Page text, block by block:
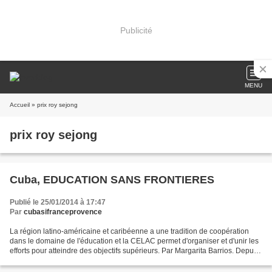
Publicité
MENU
Accueil » prix roy sejong
prix roy sejong
Cuba, EDUCATION SANS FRONTIERES
Publié le 25/01/2014 à 17:47
Par cubasifranceprovence
La région latino-américaine et caribéenne a une tradition de coopération
dans le domaine de l'éducation et la CELAC permet d'organiser et d'unir les
efforts pour atteindre des objectifs supérieurs. Par Margarita Barrios. Depuis